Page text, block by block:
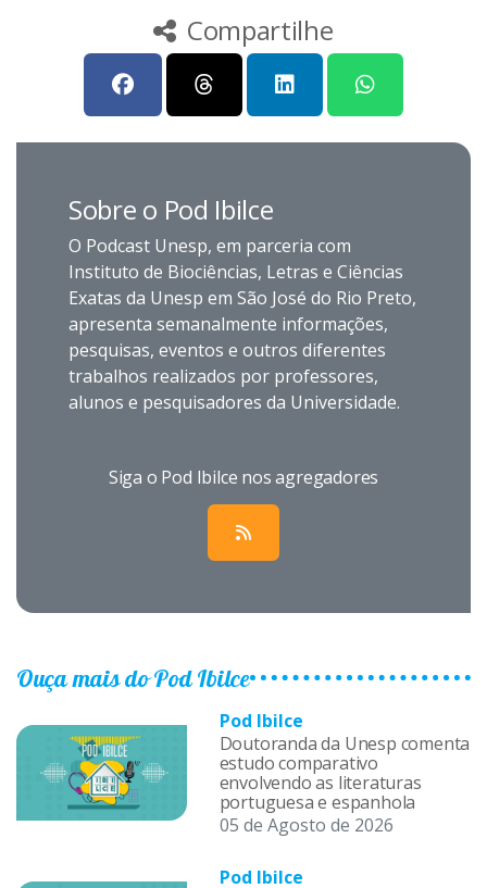
Compartilhe
Sobre o Pod Ibilce
O Podcast Unesp, em parceria com
Instituto de Biociências, Letras e Ciências
Exatas da Unesp em São José do Rio Preto,
apresenta semanalmente informações,
pesquisas, eventos e outros diferentes
trabalhos realizados por professores,
alunos e pesquisadores da Universidade.
Siga o Pod Ibilce nos agregadores
Ouça mais do Pod Ibilce
Pod Ibilce
Doutoranda da Unesp comenta
estudo comparativo
envolvendo as literaturas
portuguesa e espanhola
05 de Agosto de 2026
Pod Ibilce